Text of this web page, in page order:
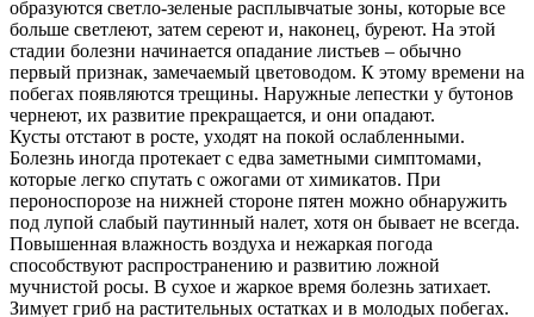
образуются светло-зеленые расплывчатые зоны, которые все
больше светлеют, затем сереют и, наконец, буреют. На этой
стадии болезни начинается опадание листьев – обычно
первый признак, замечаемый цветоводом. К этому времени на
побегах появляются трещины. Наружные лепестки у бутонов
чернеют, их развитие прекращается, и они опадают.
Кусты отстают в росте, уходят на покой ослабленными.
Болезнь иногда протекает с едва заметными симптомами,
которые легко спутать с ожогами от химикатов. При
пероноспорозе на нижней стороне пятен можно обнаружить
под лупой слабый паутинный налет, хотя он бывает не всегда.
Повышенная влажность воздуха и нежаркая погода
способствуют распространению и развитию ложной
мучнистой росы. В сухое и жаркое время болезнь затихает.
Зимует гриб на растительных остатках и в молодых побегах.